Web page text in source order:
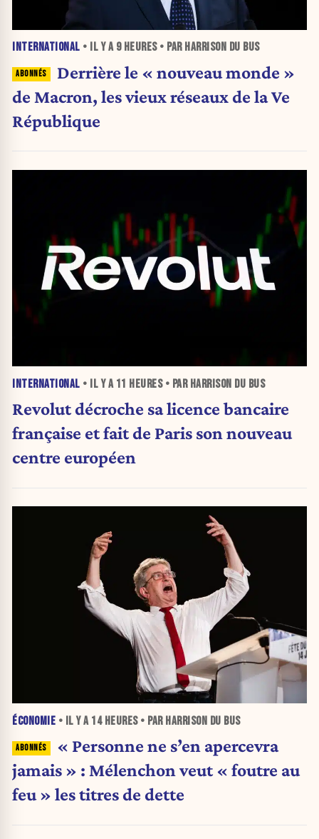
INTERNATIONAL • IL Y A 9 HEURES• PAR HARRISON DU BUS
Derrière le « nouveau monde »
de Macron, les vieux réseaux de la Ve
République
INTERNATIONAL • IL Y A 11 HEURES• PAR HARRISON DU BUS
Revolut décroche sa licence bancaire
française et fait de Paris son nouveau
centre européen
ÉCONOMIE • IL Y A 14 HEURES• PAR HARRISON DU BUS
« Personne ne s’en apercevra
jamais » : Mélenchon veut « foutre au
feu » les titres de dette